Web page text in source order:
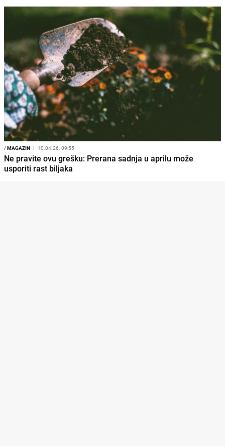
/MAGAZIN I 10.04.26. 09:55
Ne pravite ovu grešku: Prerana sadnja u aprilu može
usporiti rast biljaka